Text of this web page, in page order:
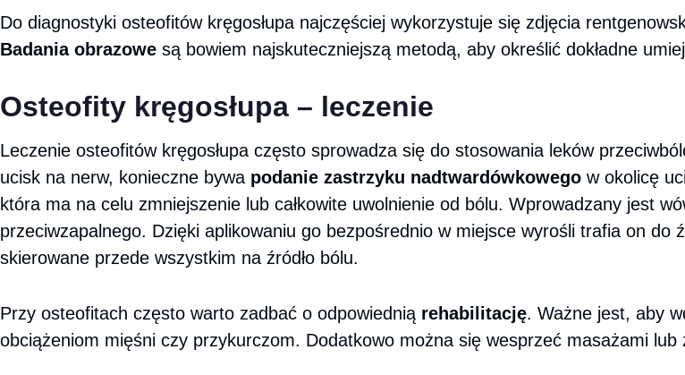
Do diagnostyki osteofitów kręgosłupa najczęściej wykorzystuje się zdjęcia
Badania obrazowe są bowiem najskuteczniejszą metodą, aby określić dokładne
Osteofity kręgosłupa – leczenie
Leczenie osteofitów kręgosłupa często sprowadza się do stosowania leków
ucisk na nerw, konieczne bywa podanie zastrzyku nadtwardówkowego w okolicę
która ma na celu zmniejszenie lub całkowite uwolnienie od bólu. Wprowadzany jest
przeciwzapalnego. Dzięki aplikowaniu go bezpośrednio w miejsce wyrośli trafia on do
skierowane przede wszystkim na źródło bólu.
Przy osteofitach często warto zadbać o odpowiednią rehabilitację. Ważne jest, aby
obciążeniom mięśni czy przykurczom. Dodatkowo można się wesprzeć masażami